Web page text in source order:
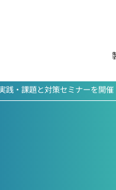
践・課題と対策セミナーを開催